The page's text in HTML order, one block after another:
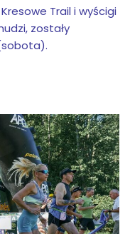
Trail i wyścigi
zostały